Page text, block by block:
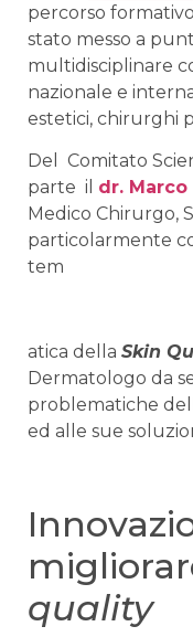
percorso
stato messo a
multidisciplinare
nazionale e
estetici, chirurghi
Del Comitato
parte il dr. Marco
Medico Chirurgo,
particolarmente
tem
atica della Skin
Dermatologo da
problematiche
ed alle sue
quality